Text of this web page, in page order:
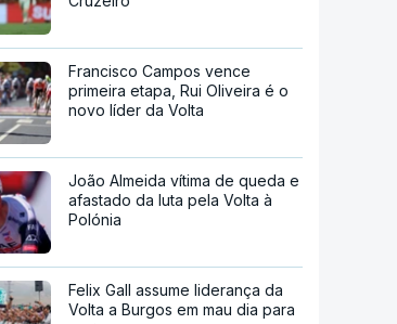
Francisco Campos vence
primeira etapa, Rui Oliveira é o
novo líder da Volta
João Almeida vítima de queda e
afastado da luta pela Volta à
Polónia
Felix Gall assume liderança da
Volta a Burgos em mau dia para